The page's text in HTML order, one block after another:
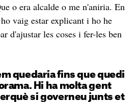
o era alcalde o me n'aniria. En
vaig estar explicant i ho he
d'ajustar les coses i fer-les ben
quedaria fins que quedi
Hi ha molta gent
si governeu junts et